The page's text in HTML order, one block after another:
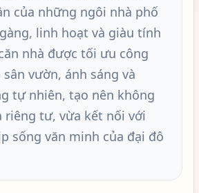
của những ngôi nhà phố
linh hoạt và giàu tính
nhà được tối ưu công
vườn, ánh sáng và
tự nhiên, tạo nên không
riêng tư, vừa kết nối với
sống văn minh của đại đô